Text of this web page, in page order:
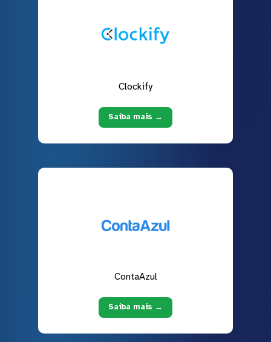
Clockify
Saiba mais →
ContaAzul
Saiba mais →